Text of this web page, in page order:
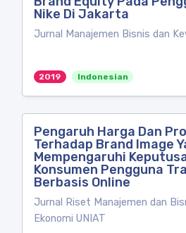
Nike Di Jakarta
Jurnal Manajemen Bisnis dan
2019 Indonesian
Pengaruh Harga Dan
Terhadap Brand Image
Mempengaruhi
Konsumen Pengguna
Berbasis Online
Jurnal Riset Manajemen dan
Ekonomi UNIAT